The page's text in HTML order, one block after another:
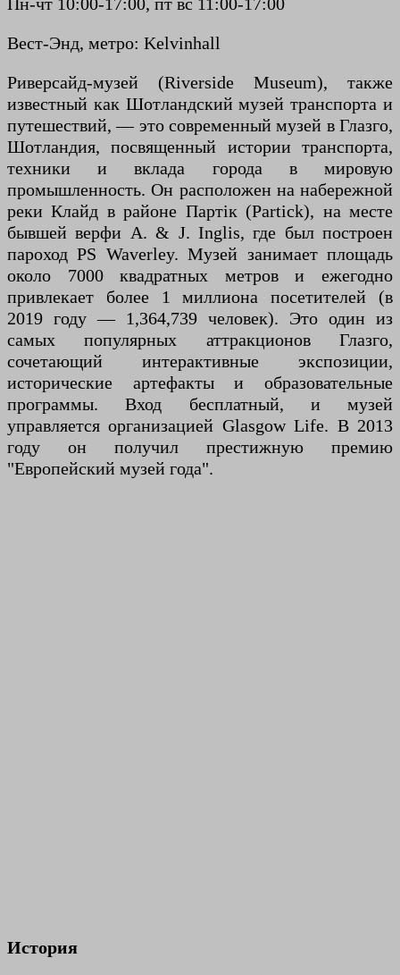
Вест-Энд, метро: Kelvinhall
Риверсайд-музей (Riverside Museum), также
известный как Шотландский музей транспорта и
путешествий, — это современный музей в Глазго,
Шотландия, посвященный истории транспорта,
техники и вклада города в мировую
промышленность. Он расположен на набережной
реки Клайд в районе Партік (Partick), на месте
бывшей верфи A. & J. Inglis, где был построен
пароход PS Waverley. Музей занимает площадь
около 7000 квадратных метров и ежегодно
привлекает более 1 миллиона посетителей (в
2019 году — 1,364,739 человек). Это один из
самых популярных аттракционов Глазго,
сочетающий интерактивные экспозиции,
исторические артефакты и образовательные
программы. Вход бесплатный, и музей
управляется организацией Glasgow Life. В 2013
году он получил престижную премию
"Европейский музей года".
История